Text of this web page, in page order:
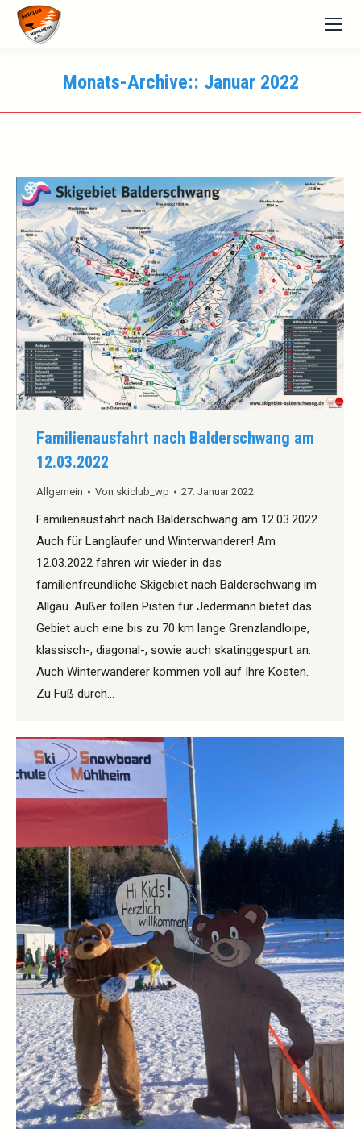
Monats-Archive:: Januar 2022
Familienausfahrt nach Balderschwang am
12.03.2022
Allgemein Von skiclub_wp 27. Januar 2022
Familienausfahrt nach Balderschwang am 12.03.2022
Auch für Langläufer und Winterwanderer! Am
12.03.2022 fahren wir wieder in das
familienfreundliche Skigebiet nach Balderschwang im
Allgäu. Außer tollen Pisten für Jedermann bietet das
Gebiet auch eine bis zu 70 km lange Grenzlandloipe,
klassisch-, diagonal-, sowie auch skatinggespurt an.
Auch Winterwanderer kommen voll auf Ihre Kosten.
Zu Fuß durch…